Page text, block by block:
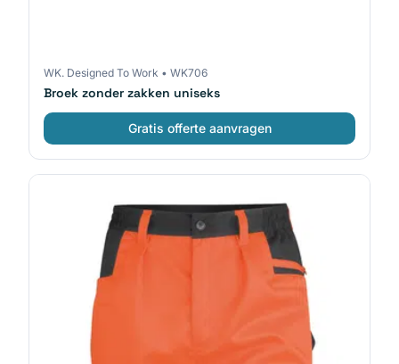
WK. Designed To Work • WK706
Broek zonder zakken uniseks
Gratis offerte aanvragen